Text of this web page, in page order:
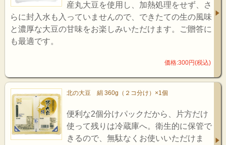
産丸大豆を使用し、加熱処理をせず、さ
らに封入水も入っていませんので、できたての生の風味
と濃厚な大豆の甘味をお楽しみいただけます。ご贈答に
も最適です。
価格:300円(税込)
北の大豆 絹 360g（２コ分け）×1個
便利な2個分けパックだから、片方だけ
使って残りは冷蔵庫へ。衛生的に保管で
きるので、無駄なくお使いいただけま